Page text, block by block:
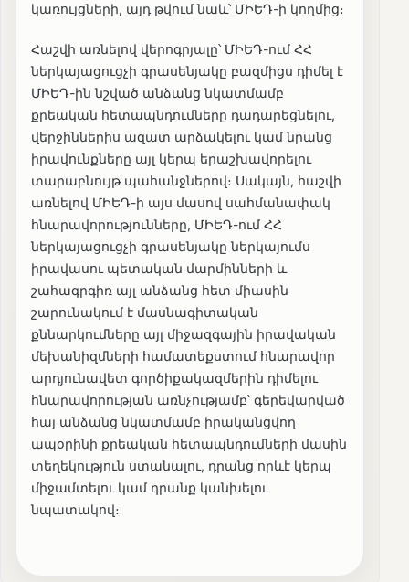
կառույցների, այդ թվում նաև՝ ՄԻԵԴ-ի կողմից։
Հաշվի առնելով վերոգրյալը՝ ՄԻԵԴ-ում ՀՀ
ներկայացուցչի գրասենյակը բազմիցս դիմել է
ՄԻԵԴ-ին նշված անձանց նկատմամբ
քրեական հետապնդումները դադարեցնելու,
վերջիններիս ազատ արձակելու կամ նրանց
իրավունքները այլ կերպ երաշխավորելու
տարաբնույթ պահանջներով։ Սակայն, հաշվի
առնելով ՄԻԵԴ-ի այս մասով սահմանափակ
հնարավորությունները, ՄԻԵԴ-ում ՀՀ
ներկայացուցչի գրասենյակը ներկայումս
իրավասու պետական մարմինների և
շահագրգիռ այլ անձանց հետ միասին
շարունակում է մասնագիտական
քննարկումները այլ միջազգային իրավական
մեխանիզմների համատեքստում հնարավոր
արդյունավետ գործիքակազմերին դիմելու
հնարավորության առնչությամբ՝ գերեվարված
հայ անձանց նկատմամբ իրականցվող
ապօրինի քրեական հետապնդումների մասին
տեղեկություն ստանալու, դրանց որևէ կերպ
միջամտելու կամ դրանք կանխելու
նպատակով։